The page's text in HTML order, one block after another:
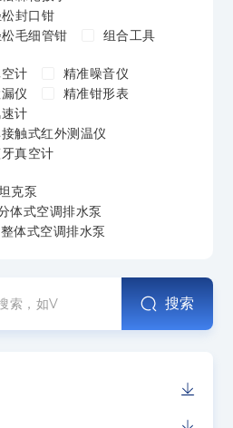
封口钳
毛细管钳
组合工具
计
精准噪音仪
仪
精准钳形表
计
触式红外测温仪
真空计
克泵
体式空调排水泵
体式空调排水泵
搜索